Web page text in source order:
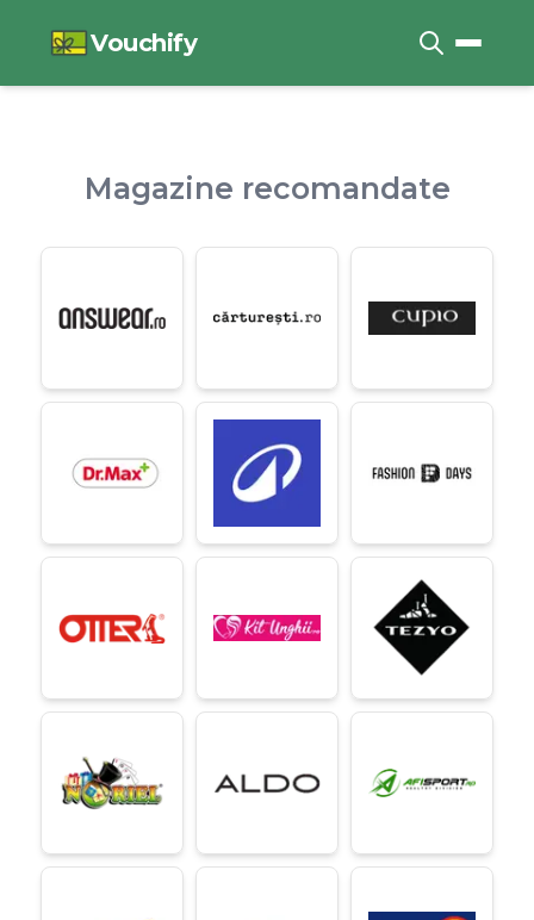
Vouchify
Magazine recomandate